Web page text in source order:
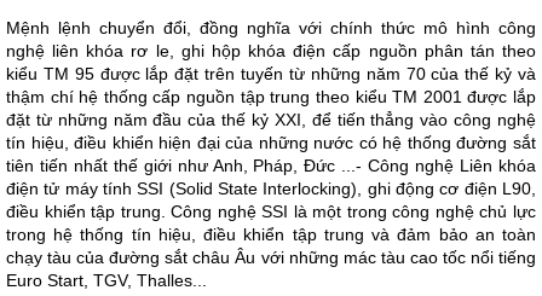
Mệnh lệnh chuyển đổi, đồng nghĩa với chính thức mô hình công
nghệ liên khóa rơ le, ghi hộp khóa điện cấp nguồn phân tán theo
kiểu TM 95 được lắp đặt trên tuyến từ những năm 70 của thế kỷ và
thậm chí hệ thống cấp nguồn tập trung theo kiểu TM 2001 được lắp
đặt từ những năm đầu của thế kỷ XXI, để tiến thẳng vào công nghệ
tín hiệu, điều khiển hiện đại của những nước có hệ thống đường sắt
tiên tiến nhất thế giới như Anh, Pháp, Đức ...- Công nghệ Liên khóa
điện tử máy tính SSI (Solid State Interlocking), ghi động cơ điện L90,
điều khiển tập trung. Công nghệ SSI là một trong công nghệ chủ lực
trong hệ thống tín hiệu, điều khiển tập trung và đảm bảo an toàn
chạy tàu của đường sắt châu Âu với những mác tàu cao tốc nổi tiếng
Euro Start, TGV, Thalles...